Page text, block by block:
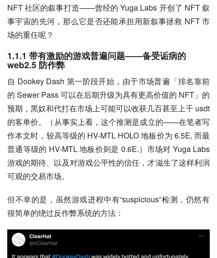
NFT 社区的叙事打造——曾经的 Yuga Labs 开创了 NFT 叙
事宇宙的先河，那么它是否还能承担用新叙事拯救 NFT 市
场的重任呢？
1.1.1 带有激励的游戏普遍问题——备受诟病的
web2.5 防作弊
自 Dookey Dash 第一阶段开始，由于市场普遍「排名靠前
的 Sewer Pass 可以在后期升级为具有更高价值的 NFT」的
预期，黑奴和代打在市场上可能可以收获几百甚至上千 usdt
的客单价。（从事实上看，这个推测是成立的——在笔者写
作本文时，较高等级的 HV-MTL HOLO 地板价为 6.5E, 而最
普通等级的 HV-MTL 地板价则是 0.6E.）市场对 Yuga Labs
游戏的期待、以及对游戏公平性的信任，才滋生了这样利润
可观的交易市场。
但不幸的是，虽然游戏进程中有“suspicious”检测，仍然有
很简单的绕过反作弊系统的方法：